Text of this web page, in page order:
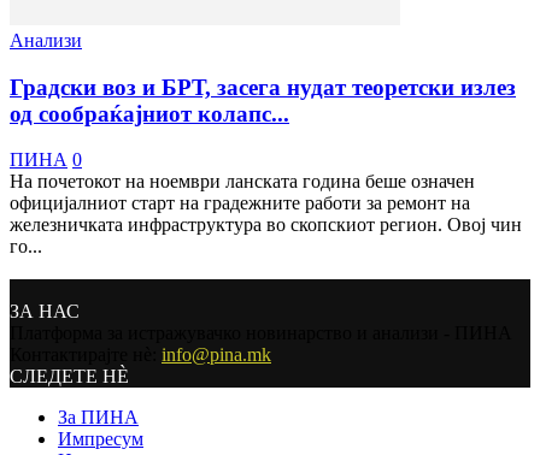
Анализи
Градски воз и БРТ, засега нудат теоретски излез
од сообраќајниот колапс...
ПИНА 0
На почетокот на ноември ланската година беше означен
официјалниот старт на градежните работи за ремонт на
железничката инфраструктура во скопскиот регион. Овој чин
го...
ЗА НАС
info@pina.mk
СЛЕДЕТЕ НЀ
За ПИНА
Импресум